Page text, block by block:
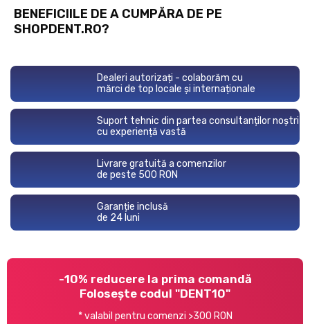
BENEFICIILE DE A CUMPĂRA DE PE
SHOPDENT.RO?
Dealeri autorizați - colaborăm cu
mărci de top locale și internaționale
Suport tehnic din partea consultanților noștri
cu experiență vastă
Livrare gratuită a comenzilor
de peste 500 RON
Garanție inclusă
de 24 luni
-10% reducere la prima comandă
Folosește codul "DENT10"
* valabil pentru comenzi >300 RON